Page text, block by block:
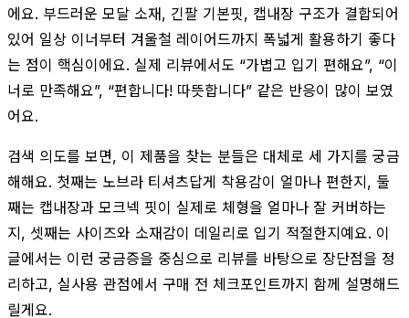
에요. 부드러운 모달 소재, 긴팔 기본핏, 캡내장 구조가 결합되어
있어 일상 이너부터 겨울철 레이어드까지 폭넓게 활용하기 좋다
는 점이 핵심이에요. 실제 리뷰에서도 “가볍고 입기 편해요”, “이
너로 만족해요”, “편합니다! 따뜻합니다” 같은 반응이 많이 보였
어요.
검색 의도를 보면, 이 제품을 찾는 분들은 대체로 세 가지를 궁금
해해요. 첫째는 노브라 티셔츠답게 착용감이 얼마나 편한지, 둘
째는 캡내장과 모크넥 핏이 실제로 체형을 얼마나 잘 커버하는
지, 셋째는 사이즈와 소재감이 데일리로 입기 적절한지예요. 이
글에서는 이런 궁금증을 중심으로 리뷰를 바탕으로 장단점을 정
리하고, 실사용 관점에서 구매 전 체크포인트까지 함께 설명해드
릴게요.